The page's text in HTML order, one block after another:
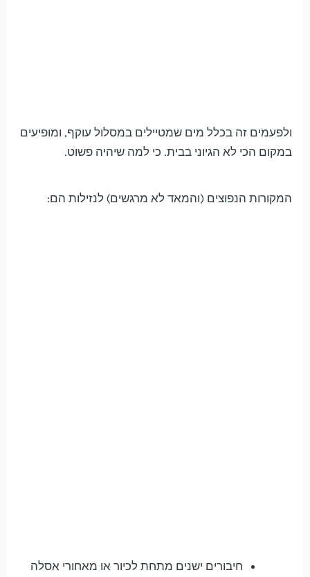
ולפעמים זה בכלל מים שמטיילים במסלול עוקף, ומופיעים
במקום הכי לא הגיוני בבית. כי למה שיהיה פשוט.
המקורות הנפוצים (והמאד לא מרגשים) לנזילות הם:
חיבורים ישנים מתחת לכיור או מאחורי אסלה